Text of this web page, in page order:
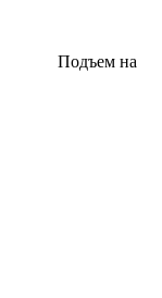
Подъем на